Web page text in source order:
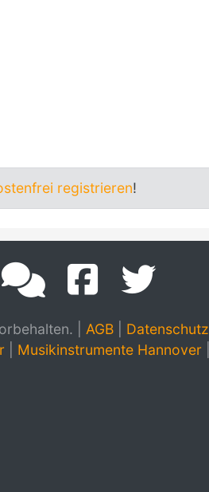
registrieren!
AGB| Datenschutz
Musikinstrumente Hannover